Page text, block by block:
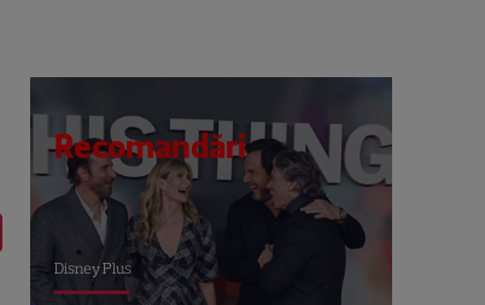
Recomandări
Disney Plus